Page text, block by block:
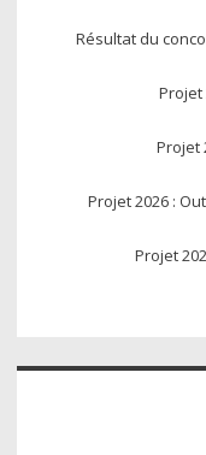
Résultat du
Projet
Projet
Projet 2026 :
Projet